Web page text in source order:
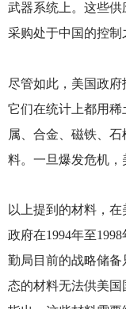
武器系统上。这些
采购处于中国的控制
尽管如此，美国政
它们在统计上都用
属、合金、磁铁、
料。一旦爆发危机，
以上提到的材料，
政府在1994年至
勤局目前的战略储
态的材料无法供美